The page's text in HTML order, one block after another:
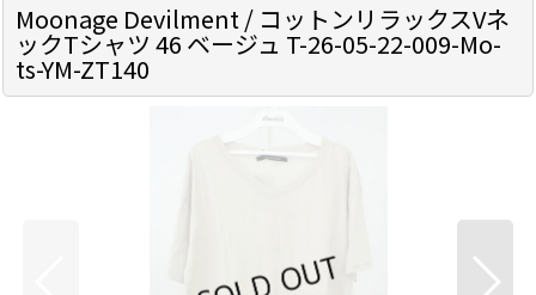
Moonage Devilment / コットンリラックスVネ
ックTシャツ 46 ベージュ T-26-05-22-009-Mo-
ts-YM-ZT140